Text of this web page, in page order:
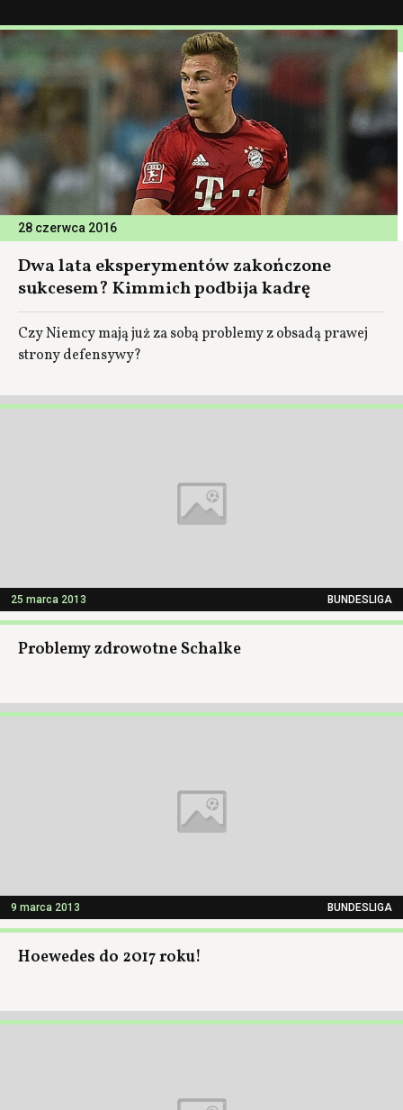
28 czerwca 2016
Dwa lata eksperymentów zakończone
sukcesem? Kimmich podbija kadrę
Czy Niemcy mają już za sobą problemy z obsadą prawej
strony defensywy?
25 marca 2013 BUNDESLIGA
Problemy zdrowotne Schalke
9 marca 2013 BUNDESLIGA
Hoewedes do 2017 roku!